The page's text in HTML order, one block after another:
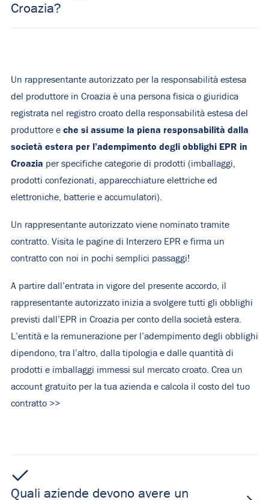
Croazia?
Un rappresentante autorizzato per la responsabilità estesa
del produttore in Croazia è una persona fisica o giuridica
registrata nel registro croato della responsabilità estesa del
produttore e che si assume la piena responsabilità dalla
società estera per l’adempimento degli obblighi EPR in
Croazia per specifiche categorie di prodotti (imballaggi,
prodotti confezionati, apparecchiature elettriche ed
elettroniche, batterie e accumulatori).
Un rappresentante autorizzato viene nominato tramite
contratto. Visita le pagine di Interzero EPR e firma un
contratto con noi in pochi semplici passaggi!
A partire dall’entrata in vigore del presente accordo, il
rappresentante autorizzato inizia a svolgere tutti gli obblighi
previsti dall’EPR in Croazia per conto della società estera.
L’entità e la remunerazione per l’adempimento degli obblighi
dipendono, tra l’altro, dalla tipologia e dalle quantità di
prodotti e imballaggi immessi sul mercato croato. Crea un
account gratuito per la tua azienda e calcola il costo del tuo
contratto >>
Quali aziende devono avere un